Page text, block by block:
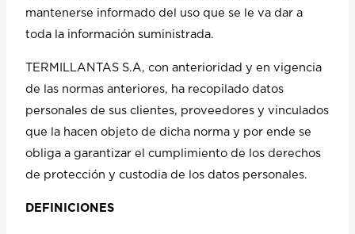
mantenerse informado del uso que se le va dar a
toda la información suministrada.
TERMILLANTAS S.A, con anterioridad y en vigencia
de las normas anteriores, ha recopilado datos
personales de sus clientes, proveedores y vinculados
que la hacen objeto de dicha norma y por ende se
obliga a garantizar el cumplimiento de los derechos
de protección y custodia de los datos personales.
DEFINICIONES